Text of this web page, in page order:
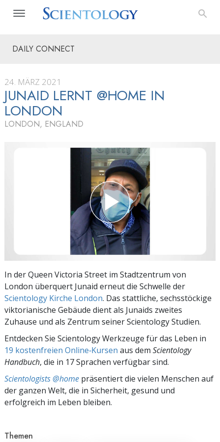
DAILY CONNECT
24. MÄRZ 2021
JUNAID LERNT @HOME IN
LONDON
LONDON, ENGLAND
In der Queen Victoria Street im Stadtzentrum von
London überquert Junaid erneut die Schwelle der
Scientology Kirche London. Das stattliche, sechsstöckige
viktorianische Gebäude dient als Junaids zweites
Zuhause und als Zentrum seiner ScientologyStudien.
Entdecken Sie Scientology Werkzeuge für das Leben in
19 kostenfreien Online‑Kursen aus dem Scientology
Handbuch, die in 17 Sprachen verfügbar sind.
Scientologists @home präsentiert die vielen Menschen auf
der ganzen Welt, die in Sicherheit, gesund und
erfolgreich im Leben bleiben.
Themen